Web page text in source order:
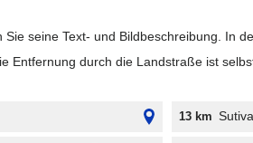
seine Text- und Bildbeschreibung. In
Entfernung durch die Landstraße ist
13 km